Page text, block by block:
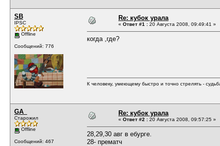
SB
IPSC
Offline
Сообщений: 776
Re: кубок урала
« Ответ #1 : 20 Августа 2008, 09:49:41 »
когда ,где?
К человеку, умеющему быстро и точно стрелять -
GA_
Старожил
Offline
Сообщений: 467
Re: кубок урала
« Ответ #2 : 20 Августа 2008, 09:57:25 »
28,29,30 авг в ебурге.
28- прематч